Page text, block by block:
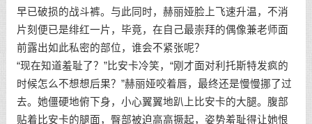
早已破损的战斗裤。与此同时，赫丽娅脸上飞速升温，不消
片刻便已是绯红一片，毕竟，在自己最崇拜的偶像兼老师面
前露出如此私密的部位，谁会不紧张呢？
“现在知道羞耻了？”比安卡冷笑，“刚才面对利托斯特发疯的
时候怎么不想想后果？”赫丽娅咬着唇，最终还是慢慢挪了过
去。她僵硬地俯下身，小心翼翼地趴上比安卡的大腿。腹部
贴着比安卡的腿面，臀部被迫高高撅起，姿势羞耻得让她恨